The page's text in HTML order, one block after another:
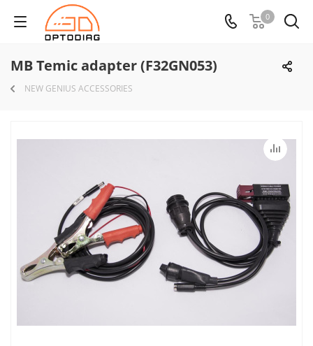
0
MB Temic adapter (F32GN053)
NEW GENIUS ACCESSORIES